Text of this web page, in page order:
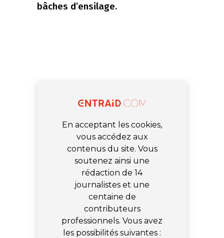
bâches d’ensilage.
En acceptant les cookies,
vous accédez aux
contenus du site. Vous
soutenez ainsi une
rédaction de 14
journalistes et une
centaine de
contributeurs
professionnels. Vous avez
les possibilités suivantes :